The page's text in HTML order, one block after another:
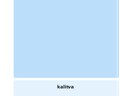
kalitva